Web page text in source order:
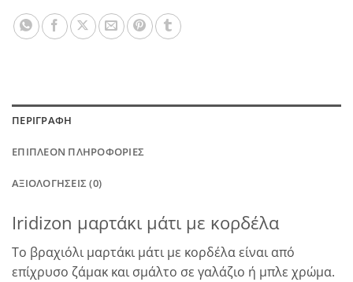
ΠΕΡΙΓΡΑΦΉ
ΕΠΙΠΛΈΟΝ ΠΛΗΡΟΦΟΡΊΕΣ
ΑΞΙΟΛΟΓΉΣΕΙΣ (0)
Iridizon μαρτάκι μάτι με κορδέλα
Το βραχιόλι μαρτάκι μάτι με κορδέλα είναι από
επίχρυσο ζάμακ και σμάλτο σε γαλάζιο ή μπλε χρώμα.